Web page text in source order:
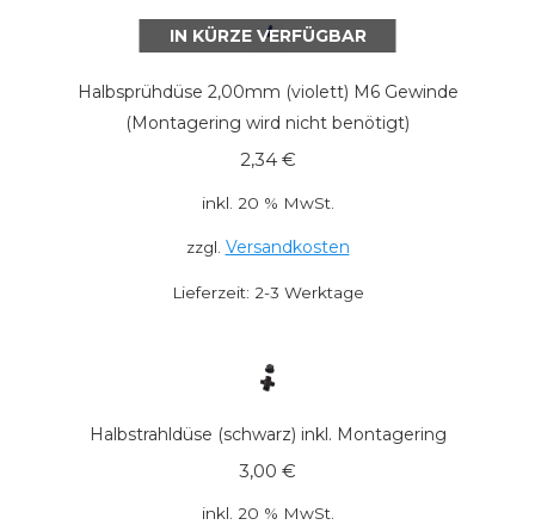
IN KÜRZE VERFÜGBAR
Halbsprühdüse 2,00mm (violett) M6 Gewinde
(Montagering wird nicht benötigt)
2,34 €
inkl. 20 % MwSt.
zzgl. Versandkosten
Lieferzeit: 2-3 Werktage
Halbstrahldüse (schwarz) inkl. Montagering
3,00 €
inkl. 20 % MwSt.